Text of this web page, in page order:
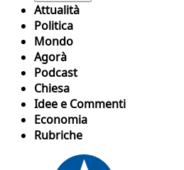
Attualità
Politica
Mondo
Agorà
Podcast
Chiesa
Idee e Commenti
Economia
Rubriche